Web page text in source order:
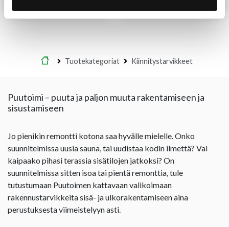
Etusivu
Tuotekategoriat Kiinnitystarvikkeet
Puutoimi – puuta ja paljon muuta rakentamiseen ja
sisustamiseen
Jo pienikin remontti kotona saa hyvälle mielelle. Onko
suunnitelmissa uusia sauna, tai uudistaa kodin ilmettä? Vai
kaipaako pihasi terassia sisätilojen jatkoksi? On
suunnitelmissa sitten isoa tai pientä remonttia, tule
tutustumaan Puutoimen kattavaan valikoimaan
rakennustarvikkeita sisä- ja ulkorakentamiseen aina
perustuksesta viimeistelyyn asti.